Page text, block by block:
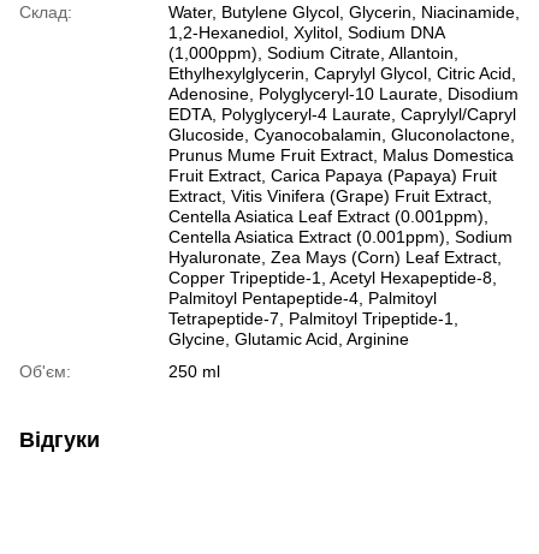
Склад:
Water, Butylene Glycol, Glycerin, Niacinamide,
1,2-Hexanediol, Xylitol, Sodium DNA
(1,000ppm), Sodium Citrate, Allantoin,
Ethylhexylglycerin, Caprylyl Glycol, Citric Acid,
Adenosine, Polyglyceryl-10 Laurate, Disodium
EDTA, Polyglyceryl-4 Laurate, Caprylyl/Capryl
Glucoside, Cyanocobalamin, Gluconolactone,
Prunus Mume Fruit Extract, Malus Domestica
Fruit Extract, Carica Papaya (Papaya) Fruit
Extract, Vitis Vinifera (Grape) Fruit Extract,
Centella Asiatica Leaf Extract (0.001ppm),
Centella Asiatica Extract (0.001ppm), Sodium
Hyaluronate, Zea Mays (Corn) Leaf Extract,
Copper Tripeptide-1, Acetyl Hexapeptide-8,
Palmitoyl Pentapeptide-4, Palmitoyl
Tetrapeptide-7, Palmitoyl Tripeptide-1,
Glycine, Glutamic Acid, Arginine
Об'єм:
250 ml
Відгуки